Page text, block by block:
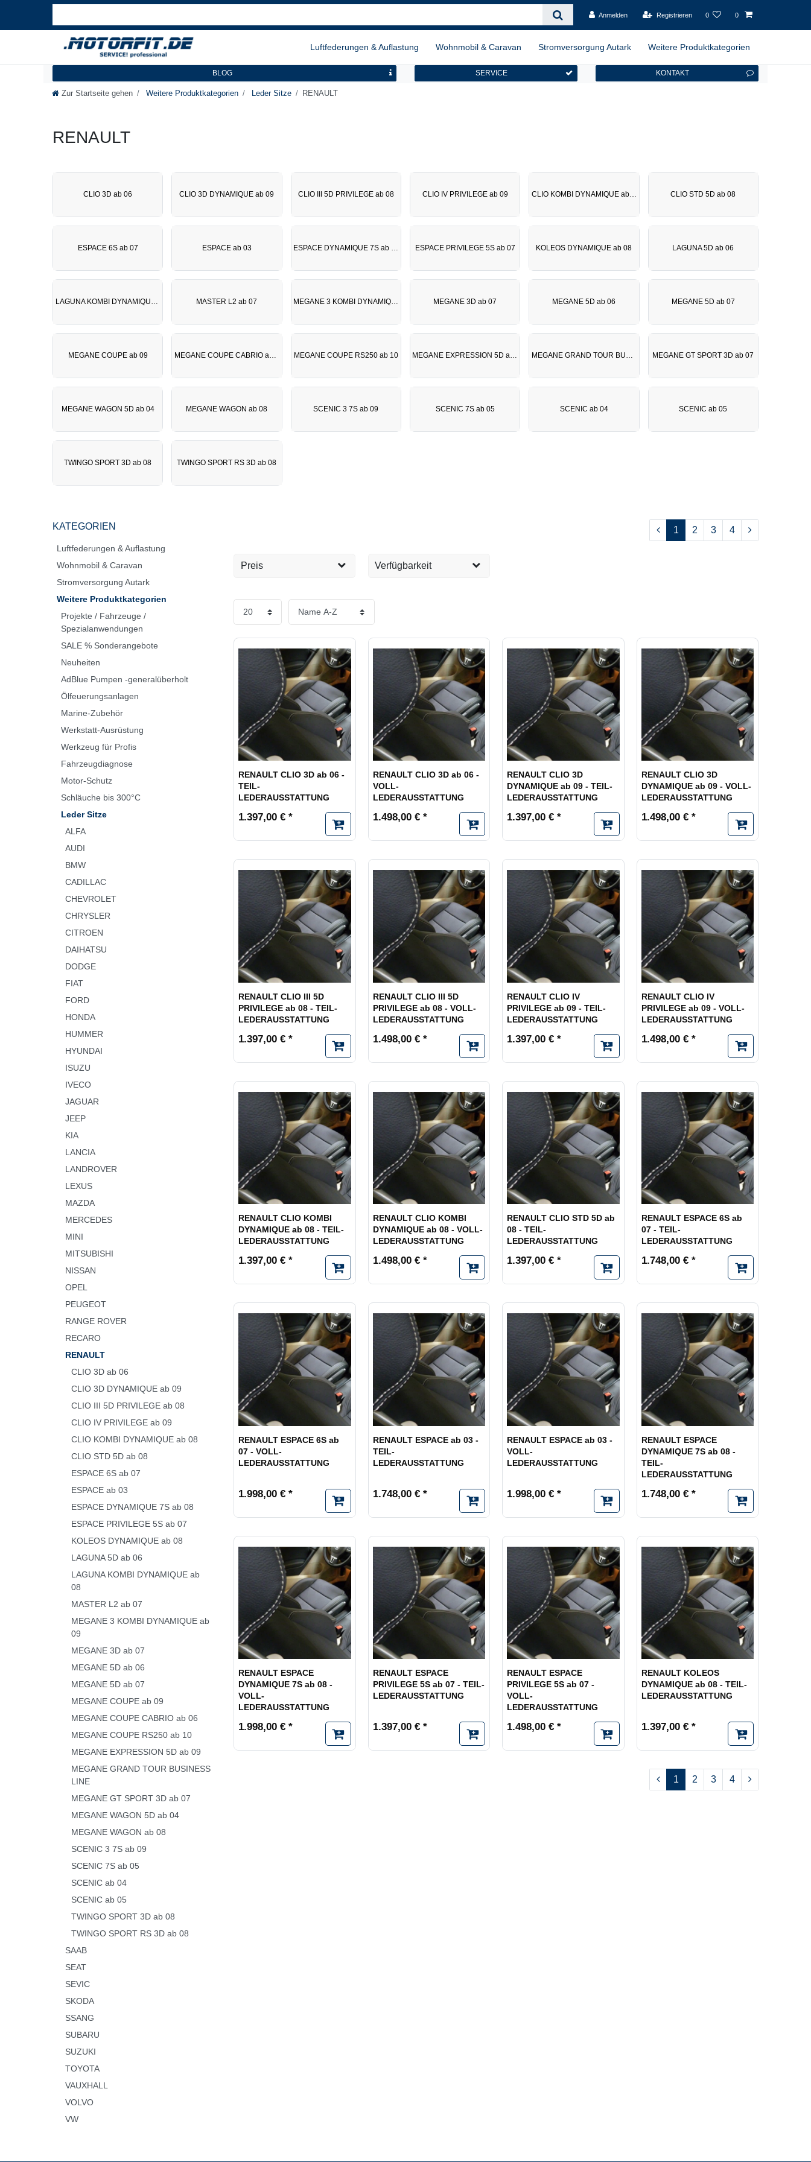
Anmelden Registrieren 0 0
Luftfederungen & Auflastung Wohnmobil & Caravan Stromversorgung Autark Weitere Produktkategorien
BLOG SERVICE KONTAKT
Zur Startseite gehen Weitere Produktkategorien Leder Sitze RENAULT
RENAULT
CLIO 3D ab 06 CLIO 3D DYNAMIQUE ab 09 CLIO III 5D PRIVILEGE ab 08 CLIO IV PRIVILEGE ab 09 CLIO KOMBI DYNAMIQUE ab 08 CLIO STD 5D ab 08
ESPACE 6S ab 07 ESPACE ab 03 ESPACE DYNAMIQUE 7S ab 08 ESPACE PRIVILEGE 5S ab 07 KOLEOS DYNAMIQUE ab 08 LAGUNA 5D ab 06
LAGUNA KOMBI DYNAMIQUE ab 08 MASTER L2 ab 07 MEGANE 3 KOMBI DYNAMIQUE ab 09 MEGANE 3D ab 07 MEGANE 5D ab 06 MEGANE 5D ab 07
MEGANE COUPE ab 09 MEGANE COUPE CABRIO ab 06 MEGANE COUPE RS250 ab 10 MEGANE EXPRESSION 5D ab 09 MEGANE GRAND TOUR BUSINESS LINE MEGANE GT SPORT 3D ab 07
MEGANE WAGON 5D ab 04 MEGANE WAGON ab 08 SCENIC 3 7S ab 09 SCENIC 7S ab 05 SCENIC ab 04 SCENIC ab 05
TWINGO SPORT 3D ab 08 TWINGO SPORT RS 3D ab 08
KATEGORIEN
Luftfederungen & Auflastung
Wohnmobil & Caravan
Stromversorgung Autark
Weitere Produktkategorien
Projekte / Fahrzeuge /
Spezialanwendungen
SALE % Sonderangebote
Neuheiten
AdBlue Pumpen -generalüberholt
Ölfeuerungsanlagen
Marine-Zubehör
Werkstatt-Ausrüstung
Werkzeug für Profis
Fahrzeugdiagnose
Motor-Schutz
Schläuche bis 300°C
Leder Sitze
ALFA
AUDI
BMW
CADILLAC
CHEVROLET
CHRYSLER
CITROEN
DAIHATSU
DODGE
FIAT
FORD
HONDA
HUMMER
HYUNDAI
ISUZU
IVECO
JAGUAR
JEEP
KIA
LANCIA
LANDROVER
LEXUS
MAZDA
MERCEDES
MINI
MITSUBISHI
NISSAN
OPEL
PEUGEOT
RANGE ROVER
RECARO
RENAULT
CLIO 3D ab 06
CLIO 3D DYNAMIQUE ab 09
CLIO III 5D PRIVILEGE ab 08
CLIO IV PRIVILEGE ab 09
CLIO KOMBI DYNAMIQUE ab 08
CLIO STD 5D ab 08
ESPACE 6S ab 07
ESPACE ab 03
ESPACE DYNAMIQUE 7S ab 08
ESPACE PRIVILEGE 5S ab 07
KOLEOS DYNAMIQUE ab 08
LAGUNA 5D ab 06
LAGUNA KOMBI DYNAMIQUE ab
08
MASTER L2 ab 07
MEGANE 3 KOMBI DYNAMIQUE ab
09
MEGANE 3D ab 07
MEGANE 5D ab 06
MEGANE 5D ab 07
MEGANE COUPE ab 09
MEGANE COUPE CABRIO ab 06
MEGANE COUPE RS250 ab 10
MEGANE EXPRESSION 5D ab 09
MEGANE GRAND TOUR BUSINESS
LINE
MEGANE GT SPORT 3D ab 07
MEGANE WAGON 5D ab 04
MEGANE WAGON ab 08
SCENIC 3 7S ab 09
SCENIC 7S ab 05
SCENIC ab 04
SCENIC ab 05
TWINGO SPORT 3D ab 08
TWINGO SPORT RS 3D ab 08
SAAB
SEAT
SEVIC
SKODA
SSANG
SUBARU
SUZUKI
TOYOTA
VAUXHALL
VOLVO
VW
1 2 3 4
Preis Verfügbarkeit
RENAULT CLIO 3D ab 06 -
TEIL-
LEDERAUSSTATTUNG
1.397,00 € *
RENAULT CLIO 3D ab 06 -
VOLL-
LEDERAUSSTATTUNG
1.498,00 € *
RENAULT CLIO 3D
DYNAMIQUE ab 09 - TEIL-
LEDERAUSSTATTUNG
1.397,00 € *
RENAULT CLIO 3D
DYNAMIQUE ab 09 - VOLL-
LEDERAUSSTATTUNG
1.498,00 € *
RENAULT CLIO III 5D
PRIVILEGE ab 08 - TEIL-
LEDERAUSSTATTUNG
1.397,00 € *
RENAULT CLIO III 5D
PRIVILEGE ab 08 - VOLL-
LEDERAUSSTATTUNG
1.498,00 € *
RENAULT CLIO IV
PRIVILEGE ab 09 - TEIL-
LEDERAUSSTATTUNG
1.397,00 € *
RENAULT CLIO IV
PRIVILEGE ab 09 - VOLL-
LEDERAUSSTATTUNG
1.498,00 € *
RENAULT CLIO KOMBI
DYNAMIQUE ab 08 - TEIL-
LEDERAUSSTATTUNG
1.397,00 € *
RENAULT CLIO KOMBI
DYNAMIQUE ab 08 - VOLL-
LEDERAUSSTATTUNG
1.498,00 € *
RENAULT CLIO STD 5D ab
08 - TEIL-
LEDERAUSSTATTUNG
1.397,00 € *
RENAULT ESPACE 6S ab
07 - TEIL-
LEDERAUSSTATTUNG
1.748,00 € *
RENAULT ESPACE 6S ab
07 - VOLL-
LEDERAUSSTATTUNG
1.998,00 € *
RENAULT ESPACE ab 03 -
TEIL-
LEDERAUSSTATTUNG
1.748,00 € *
RENAULT ESPACE ab 03 -
VOLL-
LEDERAUSSTATTUNG
1.998,00 € *
RENAULT ESPACE
DYNAMIQUE 7S ab 08 -
TEIL-
LEDERAUSSTATTUNG
1.748,00 € *
RENAULT ESPACE
DYNAMIQUE 7S ab 08 -
VOLL-
LEDERAUSSTATTUNG
1.998,00 € *
RENAULT ESPACE
PRIVILEGE 5S ab 07 - TEIL-
LEDERAUSSTATTUNG
1.397,00 € *
RENAULT ESPACE
PRIVILEGE 5S ab 07 -
VOLL-
LEDERAUSSTATTUNG
1.498,00 € *
RENAULT KOLEOS
DYNAMIQUE ab 08 - TEIL-
LEDERAUSSTATTUNG
1.397,00 € *
1 2 3 4